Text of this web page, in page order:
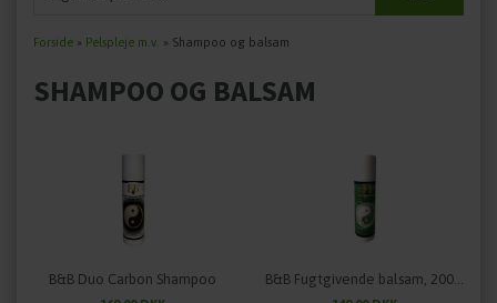
Forside » Pelspleje m.v. » Shampoo og balsam
SHAMPOO OG BALSAM
B&B Duo Carbon Shampoo B&B Fugtgivende balsam, 200 ml